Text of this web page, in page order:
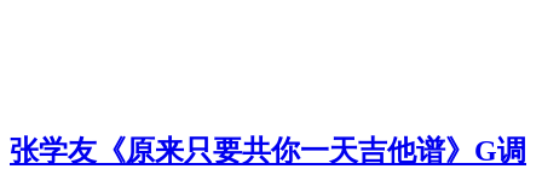
张学友《原来只要共你一天吉他谱》G调